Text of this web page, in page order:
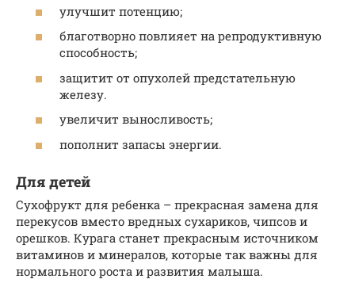
улучшит потенцию;
благотворно повлияет на репродуктивную
способность;
защитит от опухолей предстательную
железу.
увеличит выносливость;
пополнит запасы энергии.
Для детей
Сухофрукт для ребенка – прекрасная замена для
перекусов вместо вредных сухариков, чипсов и
орешков. Курага станет прекрасным источником
витаминов и минералов, которые так важны для
нормального роста и развития малыша.